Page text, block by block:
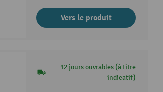
Vers le produit
12 jours ouvrables (à titre
indicatif)